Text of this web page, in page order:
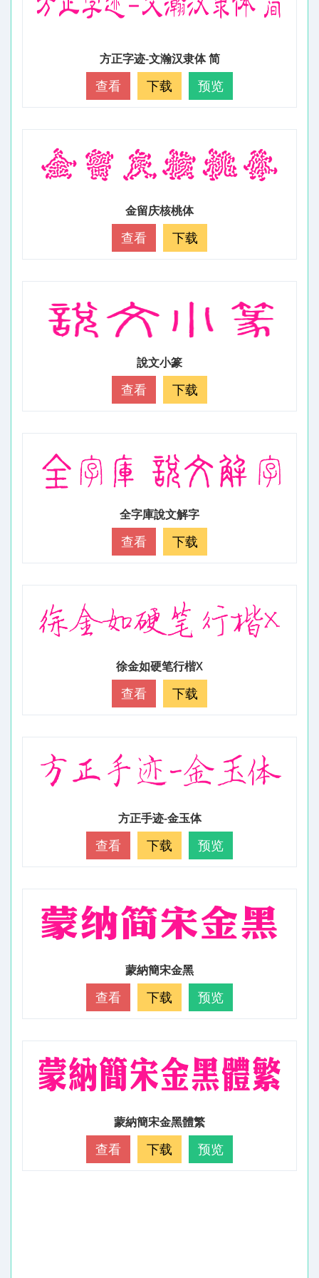
方正字迹-文瀚汉隶体 简
查看 下载 预览
金留庆核桃体
查看 下载
說文小篆
查看 下载
全字庫說文解字
查看 下载
徐金如硬笔行楷X
查看 下载
方正手迹-金玉体
查看 下载 预览
蒙納簡宋金黑
查看 下载 预览
蒙納簡宋金黑體繁
查看 下载 预览